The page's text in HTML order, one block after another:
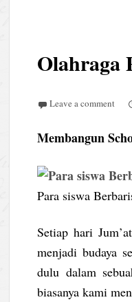
Olahraga
Leave a comment
Membangun
Para siswa
Setiap hari
menjadi budaya
dulu dalam
biasanya kami